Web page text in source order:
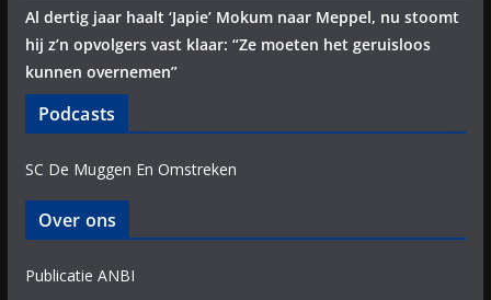
Al dertig jaar haalt ‘Japie’ Mokum naar Meppel, nu stoomt
hij z’n opvolgers vast klaar: “Ze moeten het geruisloos
kunnen overnemen”
Podcasts
SC De Muggen En Omstreken
Over ons
Publicatie ANBI